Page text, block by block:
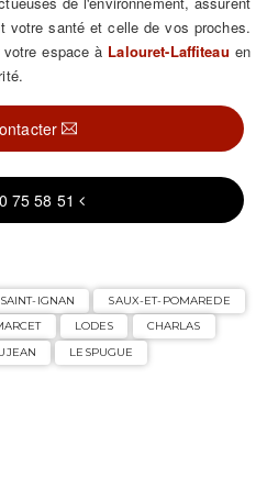
votre santé et celle de vos proches.
espace à Lalouret-Laffiteau en
75 58 51
SAINT-IGNAN
SAUX-ET-POMAREDE
LODES
CHARLAS
LESPUGUE